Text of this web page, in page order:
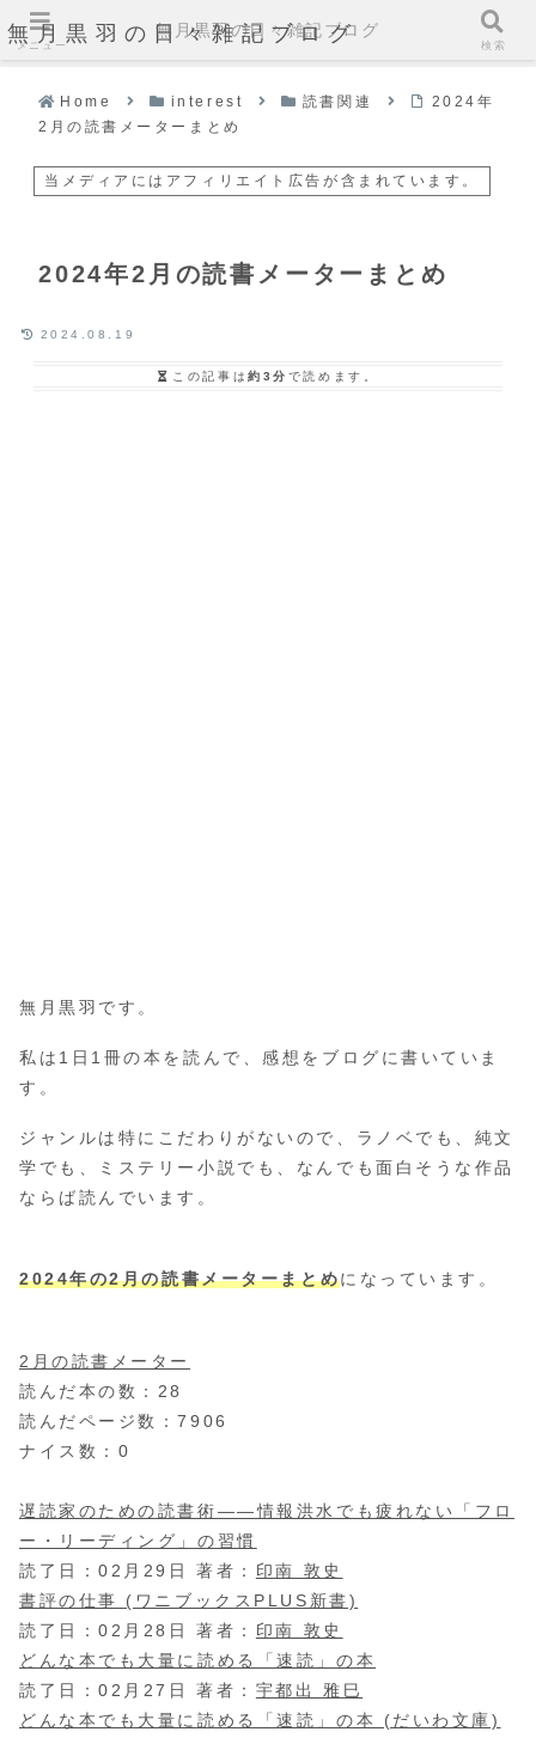
無月黒羽の日々雑記ブログ
Home interest 読書関連
2024年
2月の読書メーターまとめ
当メディアにはアフィリエイト広告が含まれています。
2024年2月の読書メーターまとめ
2024.08.19
この記事は約3分 で読めます。
無月黒羽です。
私は1日1冊の本を読んで、感想をブログに書いていま
す。
ジャンルは特にこだわりがないので、ラノベでも、純文
学でも、ミステリー小説でも、なんでも面白そうな作品
ならば読んでいます。
2024年の2月の読書メーターまとめになっています。
2月の読書メーター
読んだ本の数：28
読んだページ数：7906
ナイス数：0
遅読家のための読書術――情報洪水でも疲れない「フロ
ー・リーディング」の習慣
読了日：02月29日 著者： 印南 敦史
書評の仕事 (ワニブックスPLUS新書)
読了日：02月28日 著者： 印南 敦史
どんな本でも大量に読める「速読」の本
読了日：02月27日 著者： 宇都出 雅巳
どんな本でも大量に読める「速読」の本 (だいわ文庫)
メニュー
無月黒羽の日々雑記ブログ
検索